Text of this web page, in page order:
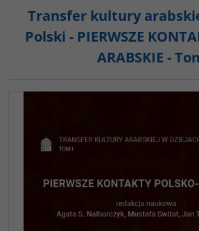
Transfer kultury
Polski - PIERWSZE
ARABSKIE -